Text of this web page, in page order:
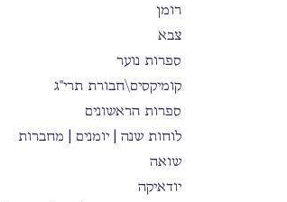
רומן
צבא
ספרות נוער
קומיקסים\חבורת תרי"ג
ספרות הראשונים
לוחות שנה | יומנים | מחברות
שואה
יודאיקה